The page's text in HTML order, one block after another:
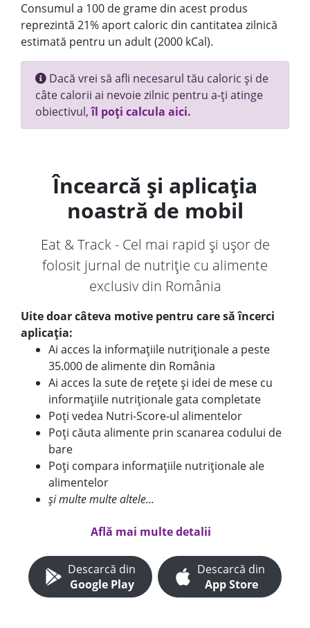
Consumul a 100 de grame din acest produs
reprezintă 21% aport caloric din cantitatea zilnică
estimată pentru un adult (2000 kCal).
Dacă vrei să afli necesarul tău caloric și de
câte calorii ai nevoie zilnic pentru a-ți atinge
obiectivul,îl poți calcula aici.
Încearcă și aplicația
noastră de mobil
Eat & Track - Cel mai rapid și ușor de
folosit jurnal de nutriție cu alimente
exclusiv din România
Uite doar câteva motive pentru care să încerci
aplicația:
Ai acces la informațiile nutriționale a peste
35.000 de alimente din România
Ai acces la sute de rețete și idei de mese cu
informațiile nutriționale gata completate
Poți vedea Nutri-Score-ul alimentelor
Poți căuta alimente prin scanarea codului de
bare
Poți compara informațiile nutriționale ale
alimentelor
și multe multe altele...
Află mai multe detalii
Descarcă din
Google Play
Descarcă din
App Store